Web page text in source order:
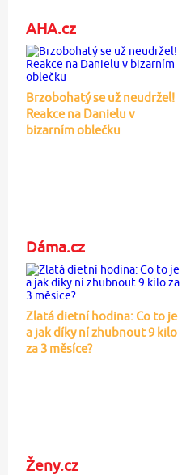
AHA.cz
Brzobohatý se už neudržel!
Reakce na Danielu v
bizarním oblečku
Dáma.cz
Zlatá dietní hodina: Co to je
a jak díky ní zhubnout 9 kilo
za 3 měsíce?
Ženy.cz